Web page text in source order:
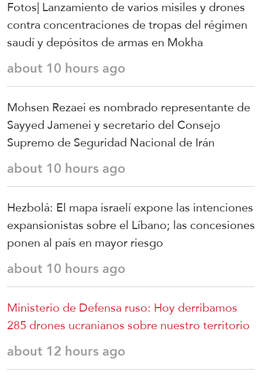
Fotos| Lanzamiento de varios misiles y drones
contra concentraciones de tropas del régimen
saudí y depósitos de armas en Mokha
about 10 hours ago
Mohsen Rezaei es nombrado representante de
Sayyed Jamenei y secretario del Consejo
Supremo de Seguridad Nacional de Irán
about 10 hours ago
Hezbolá: El mapa israelí expone las intenciones
expansionistas sobre el Líbano; las concesiones
ponen al país en mayor riesgo
about 10 hours ago
Ministerio de Defensa ruso: Hoy derribamos
285 drones ucranianos sobre nuestro territorio
about 12 hours ago